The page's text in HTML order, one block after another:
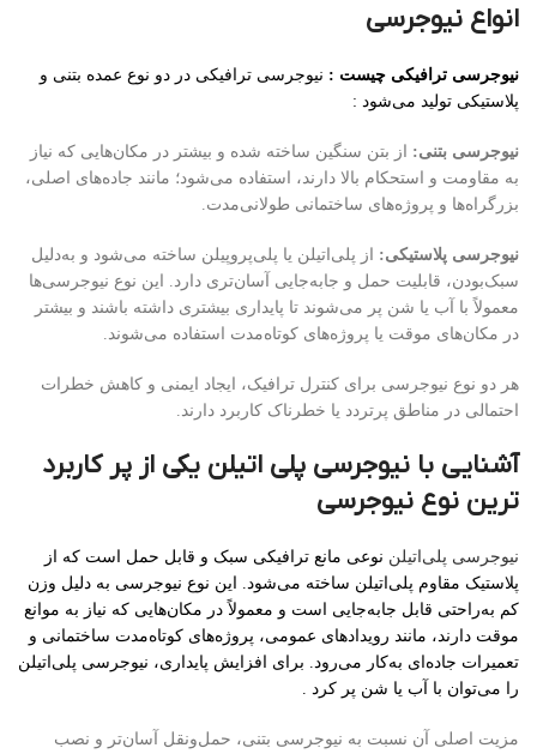
انواع نیوجرسی
نیوجرسی ترافیکی چیست : نیوجرسی ترافیکی در دو نوع عمده بتنی و
پلاستیکی تولید می‌شود :
نیوجرسی بتنی:
از بتن سنگین ساخته شده و بیشتر در مکان‌هایی که نیاز
به مقاومت و استحکام بالا دارند، استفاده می‌شود؛ مانند جاده‌های اصلی،
بزرگراه‌ها و پروژه‌های ساختمانی طولانی‌مدت.
نیوجرسی پلاستیکی: از پلی‌اتیلن یا پلی‌پروپیلن ساخته می‌شود و به‌دلیل
سبک‌بودن، قابلیت حمل و جابه‌جایی آسان‌تری دارد. این نوع نیوجرسی‌ها
معمولاً با آب یا شن پر می‌شوند تا پایداری بیشتری داشته باشند و بیشتر
در مکان‌های موقت یا پروژه‌های کوتاه‌مدت استفاده می‌شوند.
هر دو نوع نیوجرسی برای کنترل ترافیک، ایجاد ایمنی و کاهش خطرات
احتمالی در مناطق پرتردد یا خطرناک کاربرد دارند.
آشنایی با نیوجرسی پلی اتیلن یکی از پر کاربرد
ترین نوع نیوجرسی
نیوجرسی پلی‌اتیلن نوعی مانع ترافیکی سبک و قابل حمل است که از
پلاستیک مقاوم پلی‌اتیلن ساخته می‌شود. این نوع نیوجرسی به دلیل وزن
کم به‌راحتی قابل جابه‌جایی است و معمولاً در مکان‌هایی که نیاز به موانع
موقت دارند، مانند رویدادهای عمومی، پروژه‌های کوتاه‌مدت ساختمانی و
تعمیرات جاده‌ای به‌کار می‌رود. برای افزایش پایداری، نیوجرسی پلی‌اتیلن
را می‌توان با آب یا شن پر کرد .
مزیت اصلی آن نسبت به نیوجرسی بتنی، حمل‌ونقل آسان‌تر و نصب